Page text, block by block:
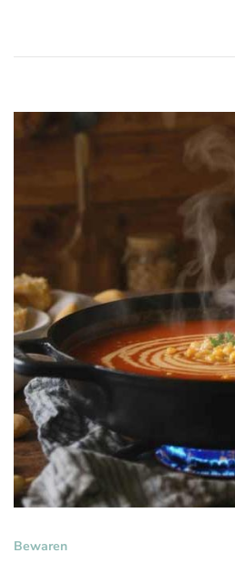
Bewaren